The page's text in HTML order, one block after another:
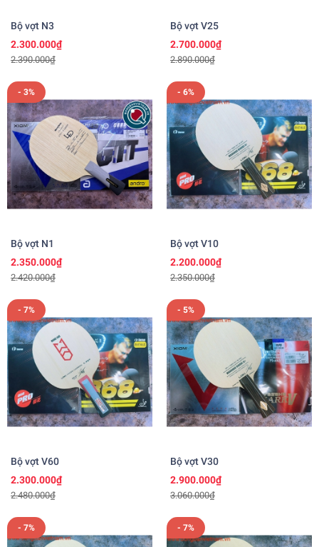
Bộ vợt N3
2.300.000₫
2.390.000₫
Bộ vợt V25
2.700.000₫
2.890.000₫
- 3%
Bộ vợt N1
2.350.000₫
2.420.000₫
- 6%
Bộ vợt V10
2.200.000₫
2.350.000₫
- 7%
Bộ vợt V60
2.300.000₫
2.480.000₫
- 5%
Bộ vợt V30
2.900.000₫
3.060.000₫
- 7% - 7%